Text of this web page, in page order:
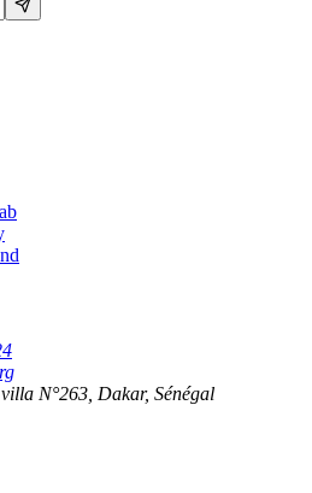
N°263, Dakar, Sénégal